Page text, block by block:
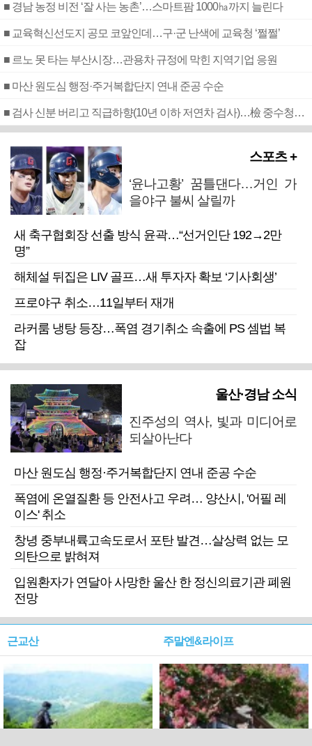
■ 경남 농정 비전 ‘잘 사는 농촌’…스마트팜 1000㏊까지 늘린다
■ 교육혁신선도지 공모 코앞인데…구·군 난색에 교육청 ‘쩔쩔’
■ 르노 못 타는 부산시장…관용차 규정에 막힌 지역기업 응원
■ 마산 원도심 행정·주거복합단지 연내 준공 수순
■ 검사 신분 버리고 직급하향(10년 이하 저연차 검사)…檢 중수청행 기피
스포츠 +
‘윤나고황’ 꿈틀댄다…거인 가
을야구 불씨 살릴까
새 축구협회장 선출 방식 윤곽…“선거인단 192→2만
명”
해체설 뒤집은 LIV 골프…새 투자자 확보 ‘기사회생’
프로야구 취소…11일부터 재개
라커룸 냉탕 등장…폭염 경기취소 속출에 PS 셈법 복
잡
울산·경남 소식
진주성의 역사, 빛과 미디어로
되살아난다
마산 원도심 행정·주거복합단지 연내 준공 수순
폭염에 온열질환 등 안전사고 우려… 양산시, '어필 레
이스' 취소
창녕 중부내륙고속도로서 포탄 발견…살상력 없는 모
의탄으로 밝혀져
입원환자가 연달아 사망한 울산 한 정신의료기관 폐원
전망
근교산 주말엔&라이프